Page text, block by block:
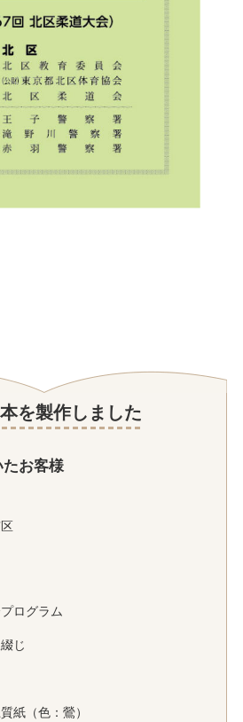
を製作しました
たお客様
ログラム
じ
紙（色：鶯）